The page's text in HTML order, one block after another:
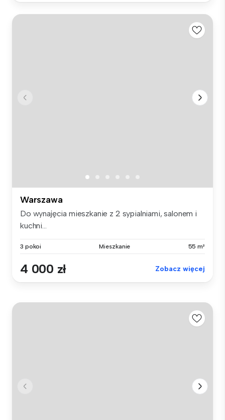
Warszawa
Do wynajęcia mieszkanie z 2 sypialniami, salonem i
kuchni...
3 pokoi Mieszkanie 55 m²
4 000 zł Zobacz więcej